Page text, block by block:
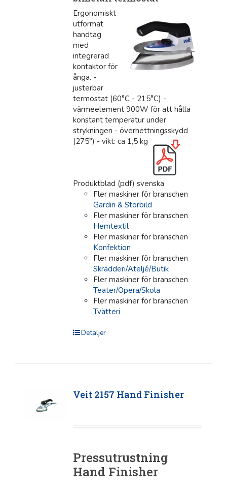
Ergonomiskt
utformat
handtag
med
integrerad
kontaktor för
ånga. -
justerbar
termostat (60°C - 215°C) -
värmeelement 900W för att hålla
konstant temperatur under
strykningen - överhettningsskydd
(275°) - vikt: ca 1,5 kg
Produktblad (pdf) svenska
Fler maskiner för branschen
Gardin & Storbild
Fler maskiner för branschen
Hemtextil
Fler maskiner för branschen
Konfektion
Fler maskiner för branschen
Skrädderi/Ateljé/Butik
Fler maskiner för branschen
Teater/Opera/Skola
Fler maskiner för branschen
Tvätteri
Detaljer
Veit 2157 Hand Finisher
Pressutrustning
Hand Finisher